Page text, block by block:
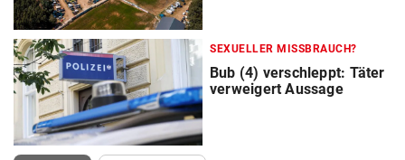
SEXUELLER MISSBRAUCH?
Bub (4) verschleppt: Täter
verweigert Aussage